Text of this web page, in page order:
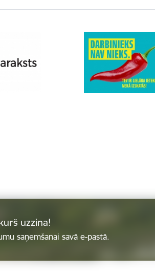
uzzina!
saņemšanai savā e-pastā.